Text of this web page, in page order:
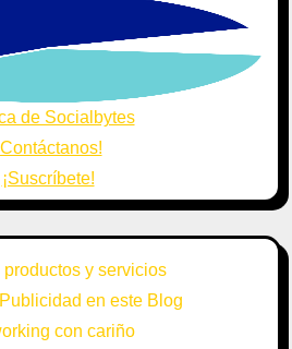
de Socialbytes
¡Suscríbete!
productos y servicios
en este Blog
con cariño